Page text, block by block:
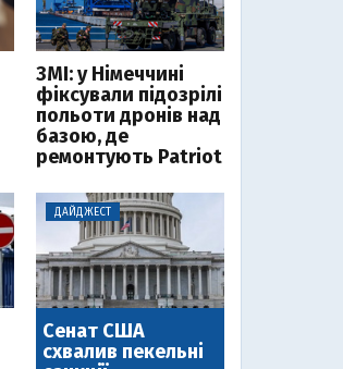
ЗМІ: у Німеччині
фіксували підозрілі
польоти дронів над
базою, де
ремонтують Patriot
ДАЙДЖЕСТ
Сенат США
схвалив пекельні